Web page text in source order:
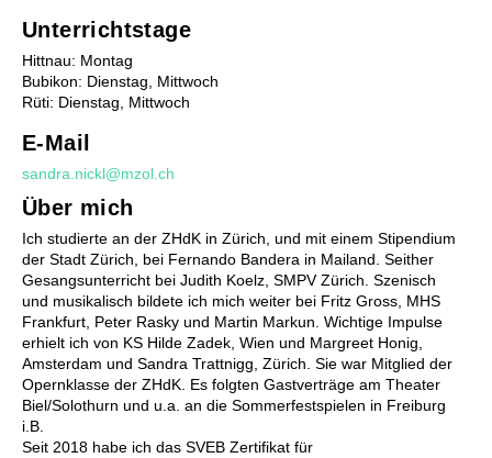
Förderung
Begabtenförderung
Musiktheorie - Musik verstehen und kreieren
Wettbewerbe
Musiktherapie
Musikphysiologie
Unterrichtstage
Hittnau: Montag
Bubikon: Dienstag, Mittwoch
Rüti: Dienstag, Mittwoch
E-Mail
sandra.nickl@mzol.ch
Über mich
Ich studierte an der ZHdK in Zürich, und mit einem Stipendium
der Stadt Zürich, bei Fernando Bandera in Mailand. Seither
Gesangsunterricht bei Judith Koelz, SMPV Zürich. Szenisch
und musikalisch bildete ich mich weiter bei Fritz Gross, MHS
Frankfurt, Peter Rasky und Martin Markun. Wichtige Impulse
erhielt ich von KS Hilde Zadek, Wien und Margreet Honig,
Amsterdam und Sandra Trattnigg, Zürich. Sie war Mitglied der
Opernklasse der ZHdK. Es folgten Gastverträge am Theater
Biel/Solothurn und u.a. an die Sommerfestspielen in Freiburg
i.B.
Seit 2018 habe ich das SVEB Zertifikat für